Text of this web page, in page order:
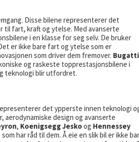
Disse bilene representerer det
til fart, kraft og ytelse. Med avanserte
i en klasse for seg selv. De bruker
er ikke bare fart og ytelse som er
som driver dem fremover. Bugatti
og raskeste topprestasjonsbilene i
teknologi blir utfordret.
det ypperste innen teknologi
aerodynamiske design og avanserte
, Koenigsegg Jeskoog Hennessey
har råd til dem. Å eie en slik bil er ikke